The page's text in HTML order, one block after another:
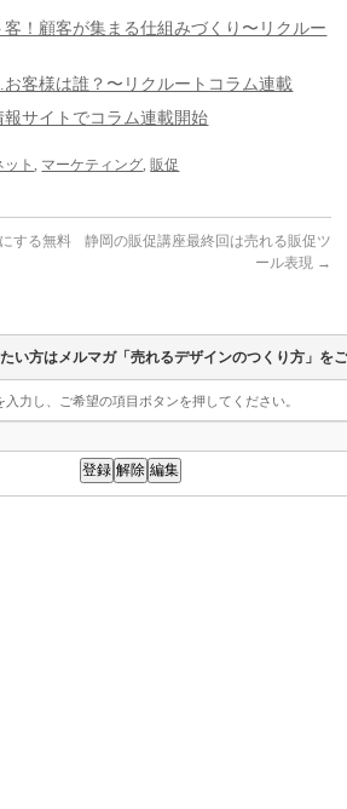
！顧客が集まる仕組みづくり〜リクルー
客様は誰？〜リクルートコラム連載
報サイトでコラム連載開始
ト マーケティング ,販促
する無料
静岡の販促講座最終回は売れる販促ツ
ール表現 →
い方はメルマガ「売れるデザインのつくり方」を
力し、ご希望の項目ボタンを押してください。